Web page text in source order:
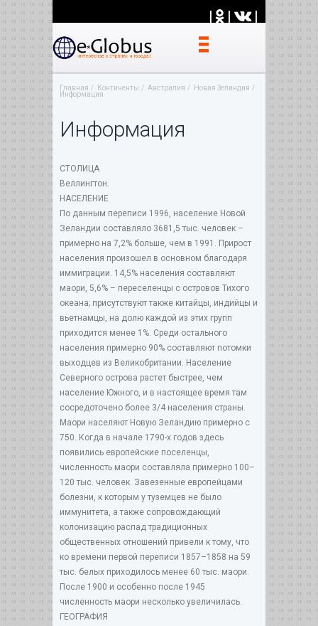
| | |
Главная Континенты Австралия
Новая Зеландия
Информация
Информация
СТОЛИЦА
Веллингтон.
НАСЕЛЕНИЕ
По данным переписи 1996, население Новой
Зеландии составляло 3681,5 тыс. человек –
примерно на 7,2% больше, чем в 1991. Прирост
населения произошел в основном благодаря
иммиграции. 14,5% населения составляют
маори, 5,6% – переселенцы с островов Тихого
океана; присутствуют также китайцы, индийцы и
вьетнамцы, на долю каждой из этих групп
приходится менее 1%. Среди остального
населения примерно 90% составляют потомки
выходцев из Великобритании. Население
Северного острова растет быстрее, чем
население Южного, и в настоящее время там
сосредоточено более 3/4 населения страны.
Маори населяют Новую Зеландию примерно с
750. Когда в начале 1790-х годов здесь
появились европейские поселенцы,
численность маори составляла примерно 100–
120 тыс. человек. Завезенные европейцами
болезни, к которым у туземцев не было
иммунитета, а также сопровождающий
колонизацию распад традиционных
общественных отношений привели к тому, что
ко времени первой переписи 1857–1858 на 59
тыс. белых приходилось менее 60 тыс. маори.
После 1900 и особенно после 1945
численность маори несколько увеличилась.
ГЕОГРАФИЯ